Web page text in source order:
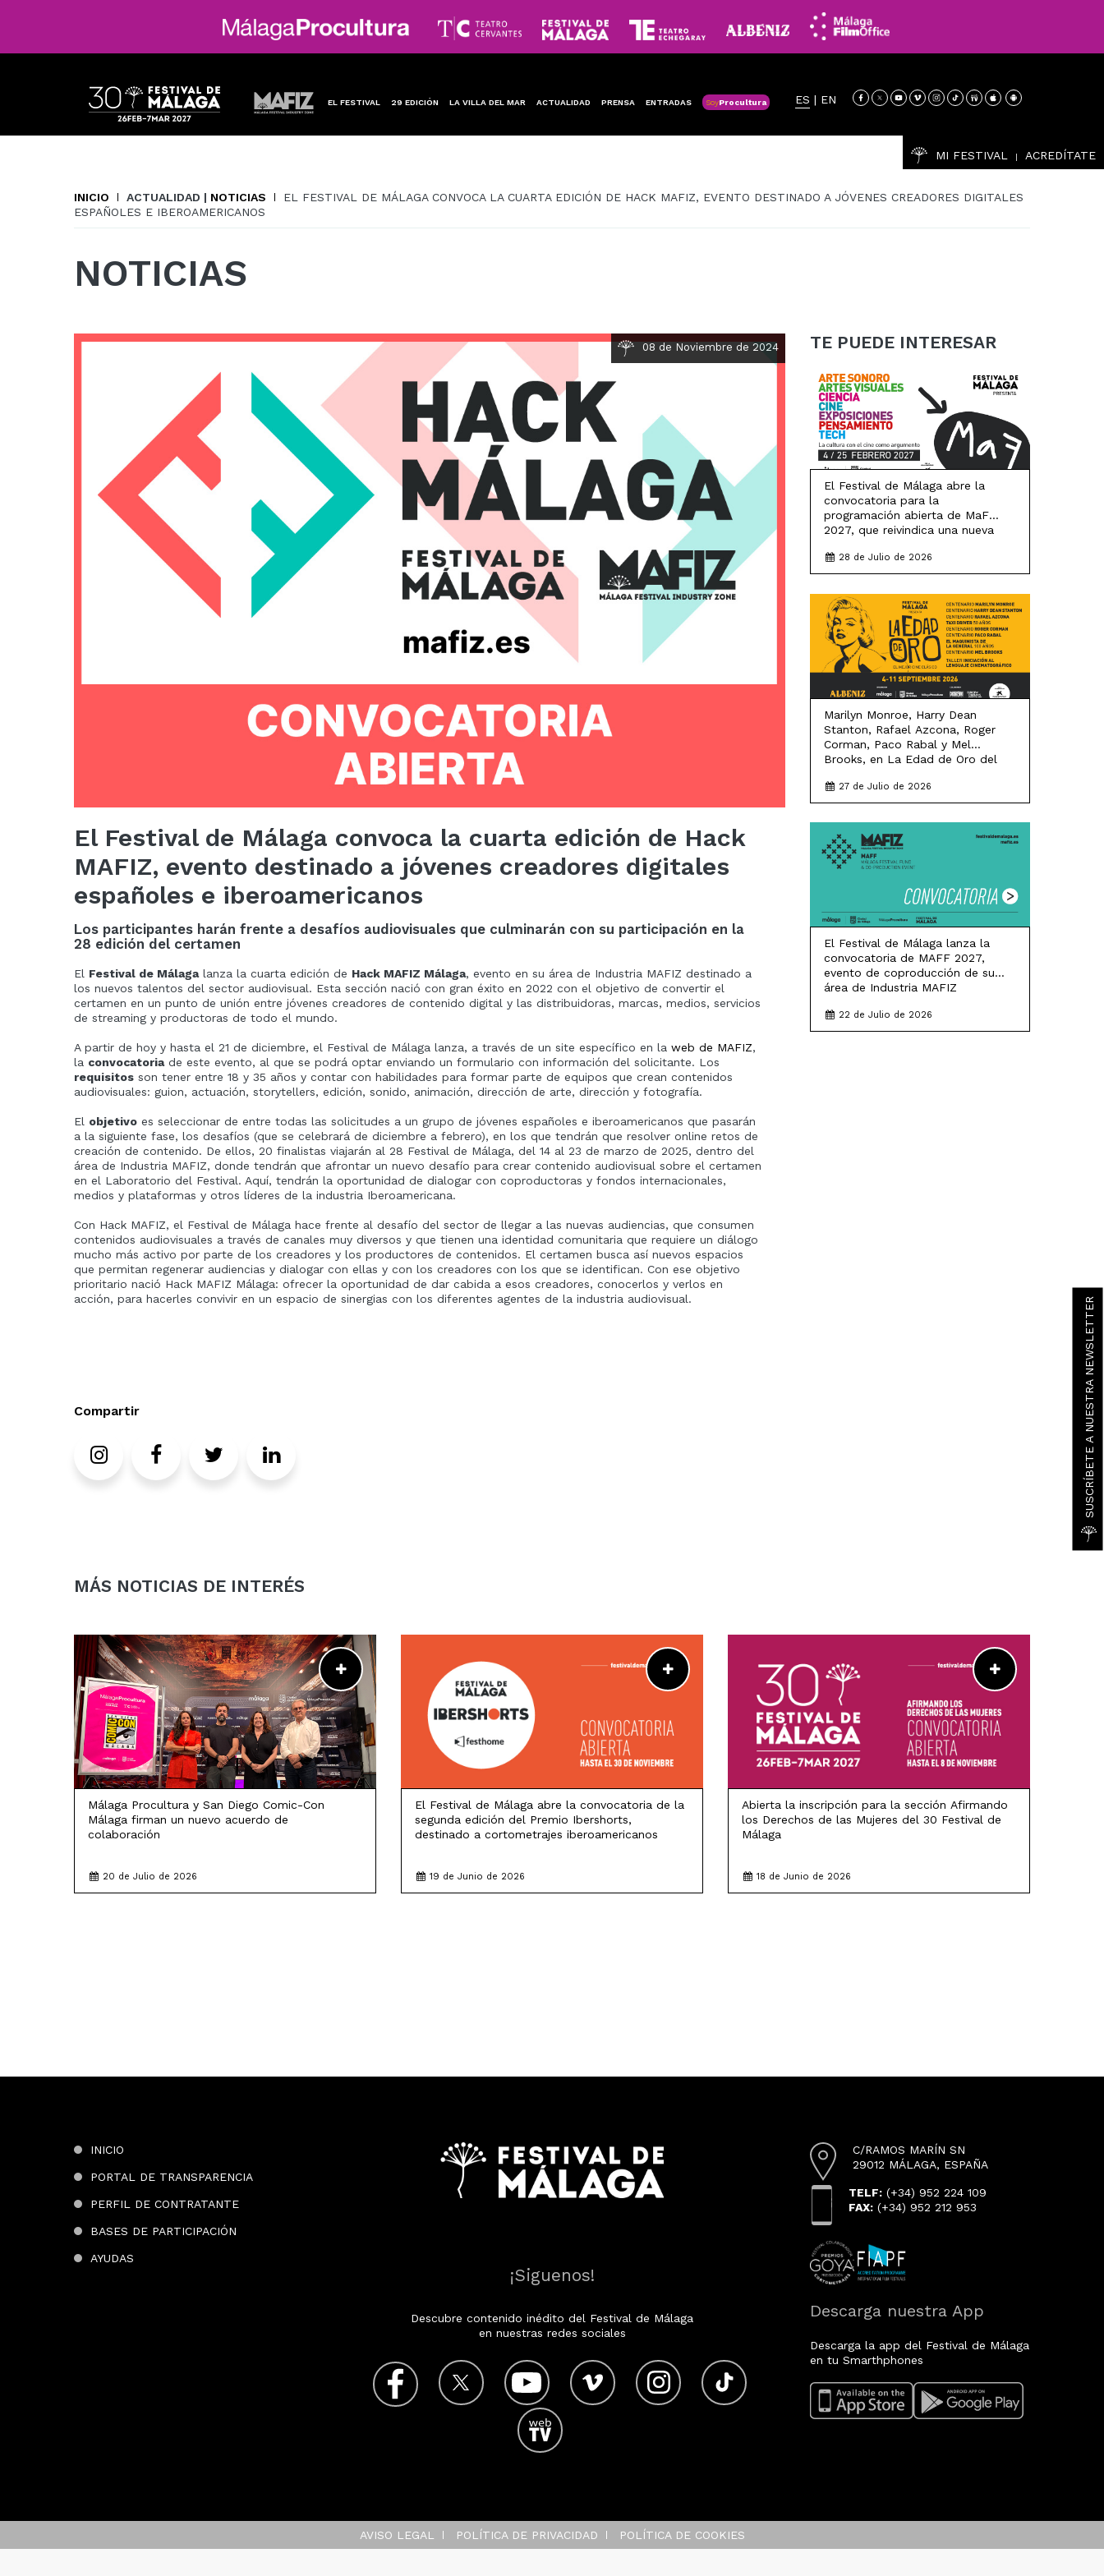
SUSCRÍBETE A NUESTRA NEWSLETTER
ES | EN
EL FESTIVAL 29 EDICIÓN LA VILLA DEL MAR ACTUALIDAD PRENSA ENTRADAS SoyProcultura
MI FESTIVAL | ACREDÍTATE
INICIO ACTUALIDAD | NOTICIAS
EL FESTIVAL DE MÁLAGA CONVOCA LA CUARTA EDICIÓN DE HACK MAFIZ, EVENTO DESTINADO A JÓVENES CREADORES DIGITALES
ESPAÑOLES E IBEROAMERICANOS
NOTICIAS
08 de Noviembre de 2024
El Festival de Málaga convoca la cuarta edición de Hack
MAFIZ, evento destinado a jóvenes creadores digitales
españoles e iberoamericanos
Los participantes harán frente a desafíos audiovisuales que culminarán con su participación en la
28 edición del certamen
El Festival de Málagalanza la cuarta edición de Hack MAFIZ Málaga, evento en su área de Industria MAFIZ destinado a
los nuevos talentos del sector audiovisual. Esta sección nació con gran éxito en 2022 con el objetivo de convertir el
certamen en un punto de unión entre jóvenes creadores de contenido digital y las distribuidoras, marcas, medios, servicios
de streaming y productoras de todo el mundo.
A partir de hoy y hasta el 21 de diciembre, el Festival de Málaga lanza, a través de un site específico en la web de MAFIZ,
la convocatoriade este evento, al que se podrá optar enviando un formulario con información del solicitante. Los
requisitos son tener entre 18 y 35 años y contar con habilidades para formar parte de equipos que crean contenidos
audiovisuales: guion, actuación, storytellers, edición, sonido, animación, dirección de arte, dirección y fotografía.
El objetivo es seleccionar de entre todas las solicitudes a un grupo de jóvenes españoles e iberoamericanos que pasarán
a la siguiente fase, los desafíos (que se celebrará de diciembre a febrero), en los que tendrán que resolver online retos de
creación de contenido. De ellos, 20 finalistas viajarán al 28 Festival de Málaga, del 14 al 23 de marzo de 2025, dentro del
área de Industria MAFIZ, donde tendrán que afrontar un nuevo desafío para crear contenido audiovisual sobre el certamen
en el Laboratorio del Festival. Aquí, tendrán la oportunidad de dialogar con coproductoras y fondos internacionales,
medios y plataformas y otros líderes de la industria Iberoamericana.
Con Hack MAFIZ, el Festival de Málaga hace frente al desafío del sector de llegar a las nuevas audiencias, que consumen
contenidos audiovisuales a través de canales muy diversos y que tienen una identidad comunitaria que requiere un diálogo
mucho más activo por parte de los creadores y los productores de contenidos. El certamen busca así nuevos espacios
que permitan regenerar audiencias y dialogar con ellas y con los creadores con los que se identifican. Con ese objetivo
prioritario nació Hack MAFIZ Málaga: ofrecer la oportunidad de dar cabida a esos creadores, conocerlos y verlos en
acción, para hacerles convivir en un espacio de sinergias con los diferentes agentes de la industria audiovisual.
Compartir
TE PUEDE INTERESAR
El Festival de Málaga abre la
convocatoria para la
programación abierta de MaF
2027, que reivindica una nueva
28 de Julio de 2026
LEER MÁS
Marilyn Monroe, Harry Dean
Stanton, Rafael Azcona, Roger
Corman, Paco Rabal y Mel
Brooks, en La Edad de Oro del
septiembre
27 de Julio de 2026
LEER MÁS
El Festival de Málaga lanza la
convocatoria de MAFF 2027,
evento de coproducción de su
área de Industria MAFIZ
22 de Julio de 2026
LEER MÁS
MÁS NOTICIAS DE INTERÉS
Málaga Procultura y San Diego Comic-Con
Málaga firman un nuevo acuerdo de
colaboración
20 de Julio de 2026
LEER MÁS
El Festival de Málaga abre la convocatoria de la
segunda edición del Premio Ibershorts,
destinado a cortometrajes iberoamericanos
19 de Junio de 2026
Abierta la inscripción para la sección Afirmando
los Derechos de las Mujeres del 30 Festival de
Málaga
18 de Junio de 2026
INICIO
PORTAL DE TRANSPARENCIA
PERFIL DE CONTRATANTE
BASES DE PARTICIPACIÓN
AYUDAS
¡Siguenos!
Descubre contenido inédito del Festival de Málaga
en nuestras redes sociales
C/RAMOS MARÍN SN
29012 MÁLAGA, ESPAÑA
TELF:(+34) 952 224 109
FAX:(+34) 952 212 953
Descarga nuestra App
Descarga la app del Festival de Málaga
en tu Smarthphones
AVISO LEGAL POLÍTICA DE PRIVACIDAD POLÍTICA DE COOKIES